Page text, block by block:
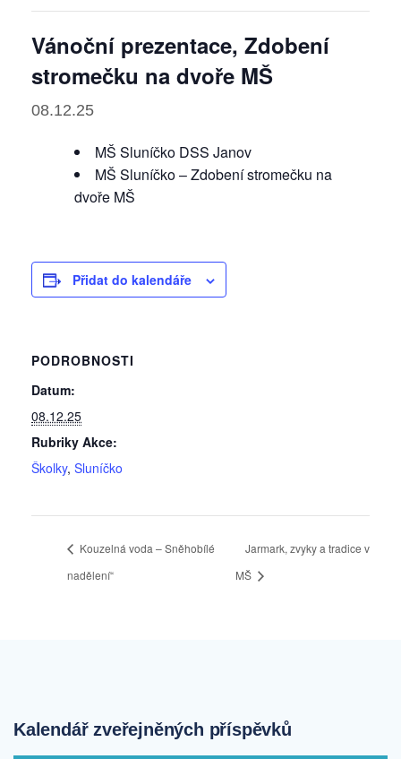
Vánoční prezentace, Zdobení
stromečku na dvoře MŠ
08.12.25
MŠ Sluníčko DSS Janov
MŠ Sluníčko – Zdobení stromečku na
dvoře MŠ
Přidat do kalendáře
PODROBNOSTI
Datum:
08.12.25
Rubriky Akce:
Školky, Sluníčko
Kouzelná voda – Sněhobílé
nadělení“
Jarmark, zvyky a tradice v
MŠ
Kalendář zveřejněných příspěvků